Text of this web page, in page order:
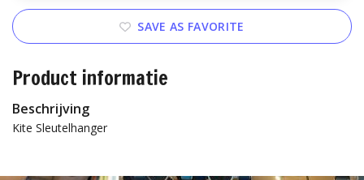
SAVE AS FAVORITE
Product informatie
Beschrijving
Kite Sleutelhanger